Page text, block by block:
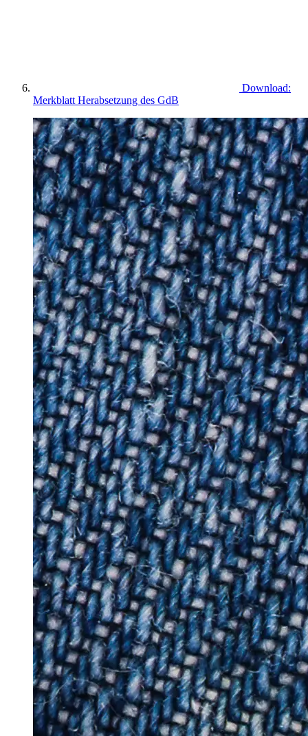
Download:
Merkblatt Herabsetzung des GdB